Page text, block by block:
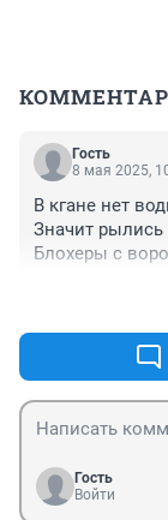
Гость
8 мая 2025,
В кгане нет
Значит рылись
Блохеры с
Гость
Войти